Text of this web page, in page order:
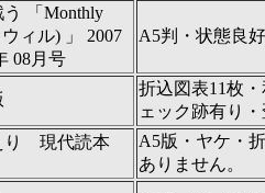
「Monthly
ィル) 」 2007
08月号
A5判・状態良
折込図表11枚
ェック跡有り
り 現代読本
A5版・ヤケ・
ありません。